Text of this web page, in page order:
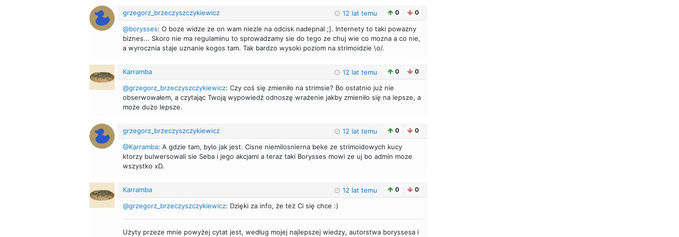
grzegorz_brzeczyszczykiewicz 12 lat temu 0 0
@borysses: O boze widze ze on wam niezle na odcisk nadepnal ;]. Internety to taki powazny
biznes... Skoro nie ma regulaminu to sprowadzamy sie do tego ze chuj wie co mozna a co nie,
a wyrocznia staje uznanie kogos tam. Tak bardzo wysoki poziom na strimoidzie \o/.
Karramba 12 lat temu 0 0
@grzegorz_brzeczyszczykiewicz: Czy coś się zmieniło na strimsie? Bo ostatnio już nie
obserwowałem, a czytając Twoją wypowiedź odnoszę wrażenie jakby zmieniło się na lepsze, a
może dużo lepsze.
grzegorz_brzeczyszczykiewicz 12 lat temu 0 0
@Karramba: A gdzie tam, bylo jak jest. Cisne niemilosnierna beke ze strimoidowych kucy
ktorzy bulwersowali sie Seba i jego akcjami a teraz taki Borysses mowi ze uj bo admin moze
wszystko xD.
Karramba 12 lat temu 0 0
@grzegorz_brzeczyszczykiewicz: Dzięki za info, że też Ci się chce :)
Użyty przeze mnie powyżej cytat jest, według mojej najlepszej wiedzy, autorstwa boryssesa i